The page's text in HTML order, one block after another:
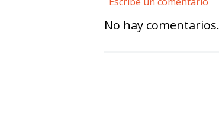
No hay comentarios.